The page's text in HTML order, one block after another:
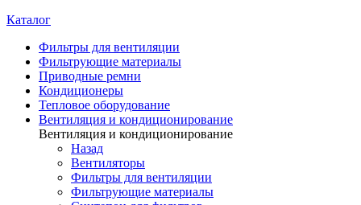
Каталог
Фильтры для вентиляции
Фильтрующие материалы
Приводные ремни
Кондиционеры
Тепловое оборудование
Вентиляция и кондиционирование
Вентиляция и кондиционирование
Назад
Вентиляторы
Фильтры для вентиляции
Фильтрующие материалы